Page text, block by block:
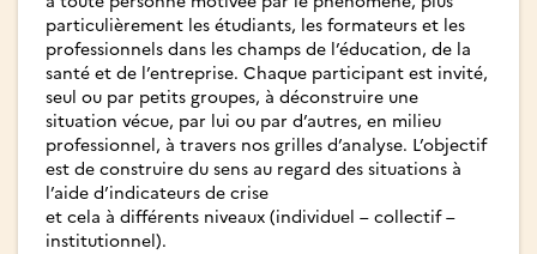
particulièrement les étudiants, les formateurs et les
professionnels dans les champs de l’éducation, de la
santé et de l’entreprise. Chaque participant est invité,
seul ou par petits groupes, à déconstruire une
situation vécue, par lui ou par d’autres, en milieu
professionnel, à travers nos grilles d’analyse. L’objectif
est de construire du sens au regard des situations à
l’aide d’indicateurs de crise
et cela à différents niveaux (individuel – collectif –
institutionnel).